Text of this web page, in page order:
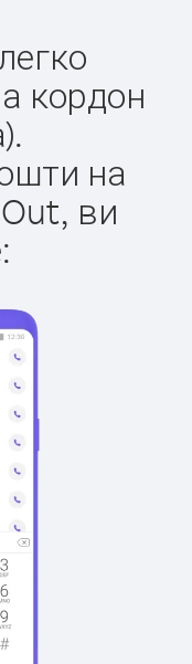
кордон
на
ви